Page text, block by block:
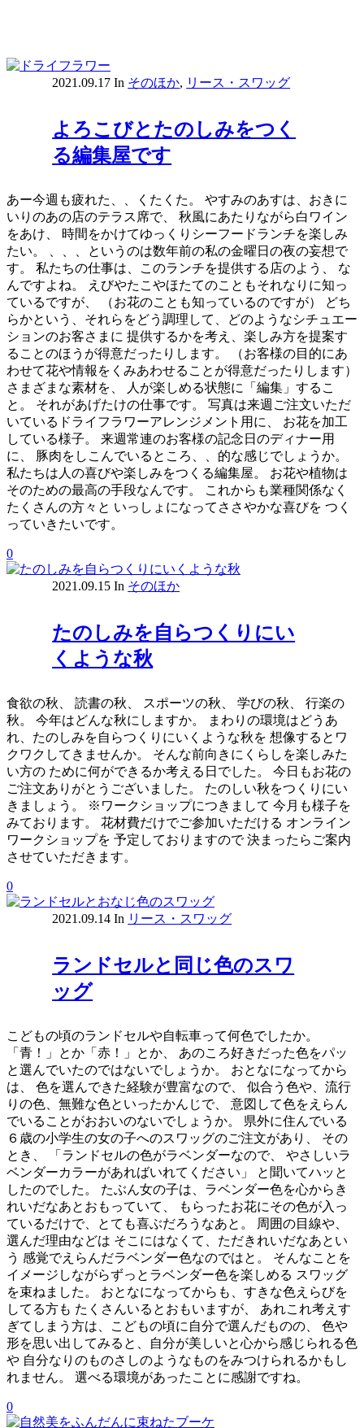
2021.09.17 In そのほか, リース・スワッグ
よろこびとたのしみをつく
る編集屋です
あー今週も疲れた、、くたくた。 やすみのあすは、おきに
いりのあの店のテラス席で、 秋風にあたりながら白ワイン
をあけ、 時間をかけてゆっくりシーフードランチを楽しみ
たい。 、、、というのは数年前の私の金曜日の夜の妄想で
す。 私たちの仕事は、このランチを提供する店のよう、 な
んですよね。 えびやたこやほたてのこともそれなりに知っ
ているですが、 （お花のことも知っているのですが） どち
らかという、それらをどう調理して、どのようなシチュエー
ションのお客さまに 提供するかを考え、楽しみ方を提案す
ることのほうが得意だったりします。 （お客様の目的にあ
わせて花や情報をくみあわせることが得意だったりします）
さまざまな素材を、 人が楽しめる状態に「編集」するこ
と。 それがあげたけの仕事です。 写真は来週ご注文いただ
いているドライフラワーアレンジメント用に、 お花を加工
している様子。 来週常連のお客様の記念日のディナー用
に、 豚肉をしこんでいるところ、、的な感じでしょうか。
私たちは人の喜びや楽しみをつくる編集屋。 お花や植物は
そのための最高の手段なんです。 これからも業種関係なく
たくさんの方々と いっしょになってささやかな喜びを つく
っていきたいです。
0
2021.09.15 In そのほか
たのしみを自らつくりにい
くような秋
食欲の秋、 読書の秋、 スポーツの秋、 学びの秋、 行楽の
秋。 今年はどんな秋にしますか。 まわりの環境はどうあ
れ、たのしみを自らつくりにいくような秋を 想像するとワ
クワクしてきませんか。 そんな前向きにくらしを楽しみた
い方の ために何ができるか考える日でした。 今日もお花の
ご注文ありがとうございました。 たのしい秋をつくりにい
きましょう。 ※ワークショップにつきまして 今月も様子を
みております。 花材費だけでご参加いただける オンライン
ワークショップを 予定しておりますので 決まったらご案内
させていただきます。
0
2021.09.14 In リース・スワッグ
ランドセルと同じ色のスワ
ッグ
こどもの頃のランドセルや自転車って何色でしたか。
「青！」とか「赤！」とか、 あのころ好きだった色をパッ
と選んでいたのではないでしょうか。 おとなになってから
は、 色を選んできた経験が豊富なので、 似合う色や、流行
りの色、無難な色といったかんじで、 意図して色をえらん
でいることがおおいのないでしょうか。 県外に住んでいる
６歳の小学生の女の子へのスワッグのご注文があり、 その
とき、 「ランドセルの色がラベンダーなので、 やさしいラ
ベンダーカラーがあればいれてください」 と聞いてハッと
したのでした。 たぶん女の子は、ラベンダー色を心からき
れいだなあとおもっていて、 もらったお花にその色が入っ
ているだけで、とても喜ぶだろうなあと。 周囲の目線や、
選んだ理由などは そこにはなくて、ただきれいだなあとい
う 感覚でえらんだラベンダー色なのではと。 そんなことを
イメージしながらずっとラベンダー色を楽しめる スワッグ
を束ねました。 おとなになってからも、すきな色えらびを
してる方も たくさんいるとおもいますが、 あれこれ考えす
ぎてしまう方は、こどもの頃に自分で選んだものの、 色や
形を思い出してみると、自分が美しいと心から感じられる色
や 自分なりのものさしのようなものをみつけられるかもし
れません。 選べる環境があったことに感謝ですね。
0